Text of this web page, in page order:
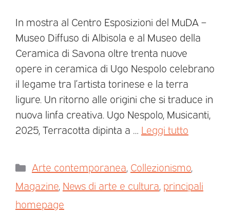
In mostra al Centro Esposizioni del MuDA –
Museo Diffuso di Albisola e al Museo della
Ceramica di Savona oltre trenta nuove
opere in ceramica di Ugo Nespolo celebrano
il legame tra l’artista torinese e la terra
ligure. Un ritorno alle origini che si traduce in
nuova linfa creativa. Ugo Nespolo, Musicanti,
2025, Terracotta dipinta a … Leggi tutto
Arte contemporanea, Collezionismo,
Magazine, News di arte e cultura, principali
homepage